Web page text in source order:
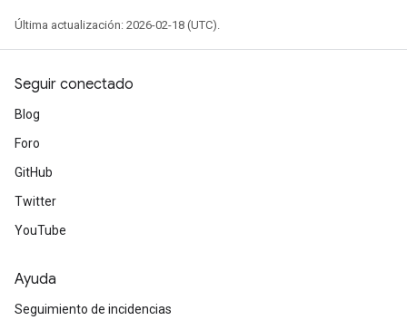
Última actualización: 2026-02-18 (UTC).
Seguir conectado
Blog
Foro
GitHub
Twitter
YouTube
Ayuda
Seguimiento de incidencias